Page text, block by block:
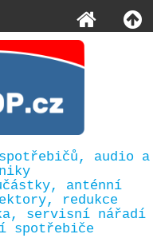
audio a
anténní
redukce
servisní nářadí
spotřebiče